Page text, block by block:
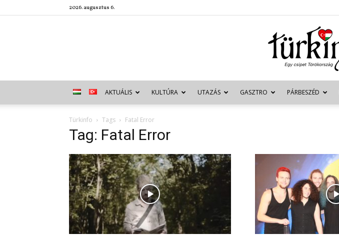
2026. augusztus 6.
AKTUÁLIS KULTÚRA UTAZÁS GASZTRO PÁRBESZÉD
Türkinfo Tags Fatal Error
Tag: Fatal Error